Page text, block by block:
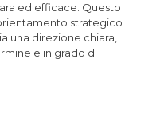
ed efficace. Questo
strategico
una direzione chiara,
e in grado di